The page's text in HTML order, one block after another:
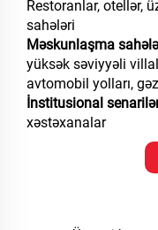
Restoranlar, otellər,
sahələri
Məskunlaşma
yüksək səviyyəli
avtomobil yolları,
İnstitusional
xəstəxanalar